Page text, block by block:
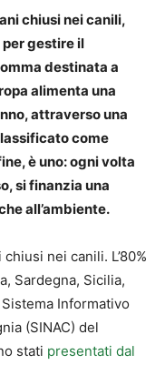
chiusi nei canili,
per gestire il
destinata a
alimenta una
attraverso una
come
è uno: ogni volta
si finanzia una
all’ambiente.
nei canili. L’80%
Sardegna, Sicilia,
Informativo
(SINAC) del
stati presentati dal